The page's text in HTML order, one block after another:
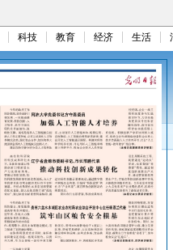
科技 教育 经济 生活